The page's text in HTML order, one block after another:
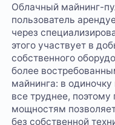
Облачный майнинг-
пользователь
через
этого участвует в
собственного
более
майнинга: в одиночку
все труднее,
мощностям
без собственной